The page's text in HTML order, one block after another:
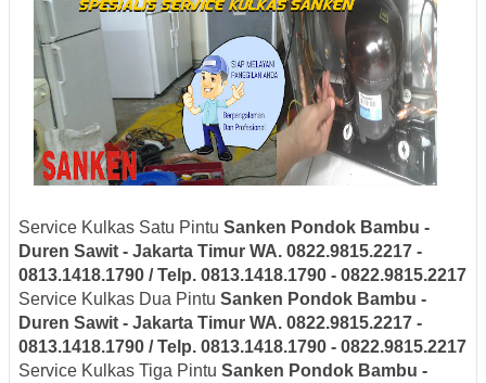
Service Kulkas Satu Pintu Sanken Pondok Bambu -
Duren Sawit - Jakarta Timur WA. 0822.9815.2217 -
0813.1418.1790 / Telp. 0813.1418.1790 - 0822.9815.2217
Service Kulkas Dua Pintu Sanken Pondok Bambu -
Duren Sawit - Jakarta Timur WA. 0822.9815.2217 -
0813.1418.1790 / Telp. 0813.1418.1790 - 0822.9815.2217
Service Kulkas Tiga Pintu Sanken Pondok Bambu -